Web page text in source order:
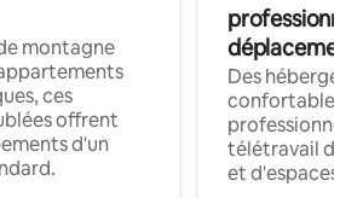
montagne
ces
offrent
d'un
déplacement
Des
confortables
professionnels
télétravail
et d'espaces